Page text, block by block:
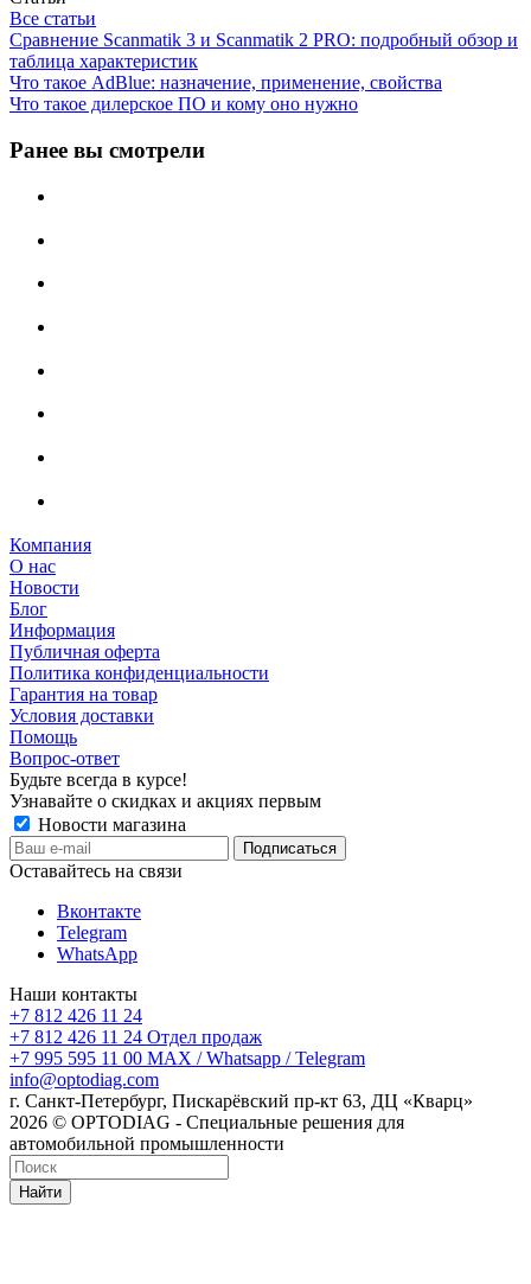
Все статьи
Сравнение Scanmatik 3 и Scanmatik 2 PRO: подробный обзор и
таблица характеристик
Что такое AdBlue: назначение, применение, свойства
Что такое дилерское ПО и кому оно нужно
Ранее вы смотрели
Компания
О нас
Новости
Блог
Информация
Публичная оферта
Политика конфиденциальности
Гарантия на товар
Условия доставки
Помощь
Вопрос-ответ
Будьте всегда в курсе!
Узнавайте о скидках и акциях первым
Новости магазина
Оставайтесь на связи
Вконтакте
Telegram
WhatsApp
Наши контакты
+7 812 426 11 24
+7 812 426 11 24 Отдел продаж
+7 995 595 11 00 MAX / Whatsapp / Telegram
info@optodiag.com
г. Санкт-Петербург, Пискарёвский пр-кт 63, ДЦ «Кварц»
2026 © OPTODIAG - Специальные решения для
автомобильной промышленности
Найти